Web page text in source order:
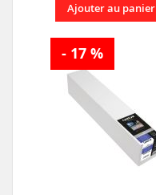
Ajouter au panier
- 17 %